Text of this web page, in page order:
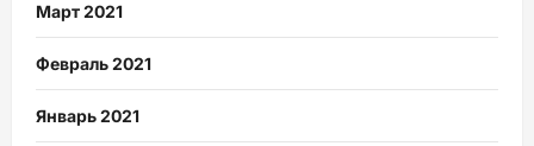
Март 2021
Февраль 2021
Январь 2021